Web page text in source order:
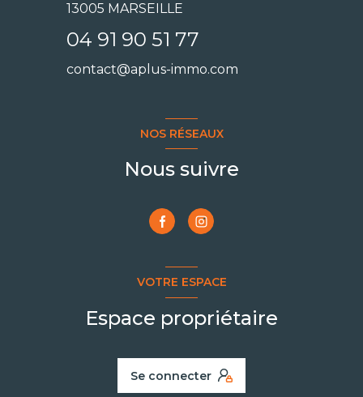
13005 MARSEILLE
04 91 90 51 77
contact@aplus-immo.com
NOS RÉSEAUX
Nous suivre
VOTRE ESPACE
Espace propriétaire
Se connecter